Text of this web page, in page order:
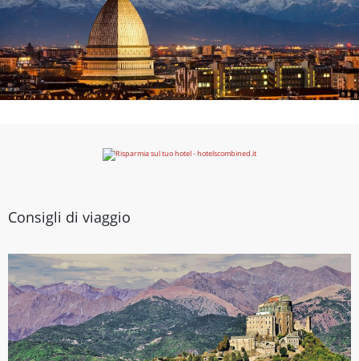
Consigli di viaggio